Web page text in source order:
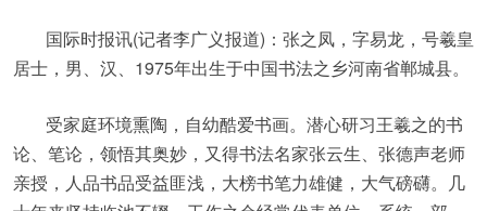
国际时报讯(记者李广义报道)：张之凤，字易龙，号羲皇
居士，男、汉、1975年出生于中国书法之乡河南省郸城县。
受家庭环境熏陶，自幼酷爱书画。潜心研习王羲之的书
论、笔论，领悟其奥妙，又得书法名家张云生、张德声老师
亲授，人品书品受益匪浅，大榜书笔力雄健，大气磅礴。几